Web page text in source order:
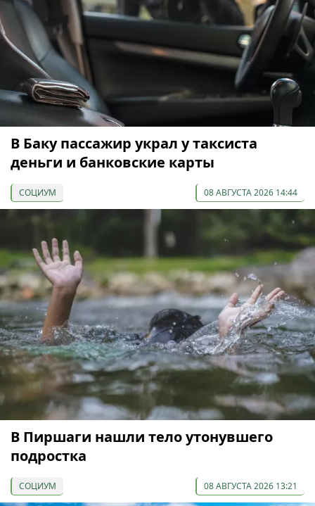
В Баку пассажир украл у таксиста
деньги и банковские карты
СОЦИУМ 08 АВГУСТА 2026 14:44
В Пиршаги нашли тело утонувшего
подростка
СОЦИУМ 08 АВГУСТА 2026 13:21